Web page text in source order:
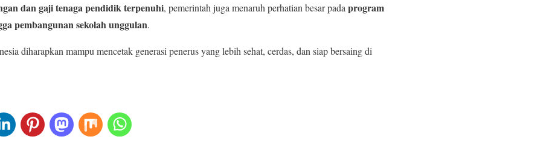
dan gaji tenaga pendidik terpenuhi, pemerintah juga menaruh perhatian besar padaprogram
pembangunan sekolah unggulan.
diharapkan mampu mencetak generasi penerus yang lebih sehat, cerdas, dan siap bersaing di